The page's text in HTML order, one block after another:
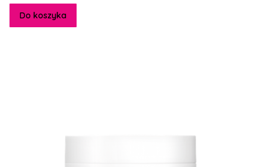
Do koszyka